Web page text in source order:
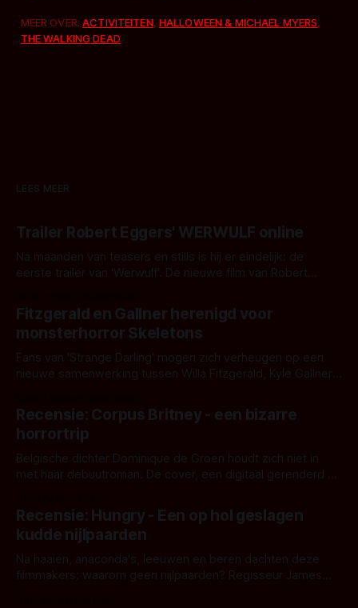
MEER OVER:ACTIVITEITEN, HALLOWEEN & MICHAEL MYERS,
THE WALKING DEAD
LEES MEER
Trailer Robert Eggers' WERWULF online
Na maanden van teasers en stills is hij er eindelijk: de
eerste trailer van 'Werwulf'. De nieuwe film van Robert
kille stijl vol folklore en mythe. Het topic deze keer is (kon
het het al raden?)... de weerwolf. Kijk je mee?
Fitzgerald en Gallner herenigd voor
monsterhorror Skeletons
Fans van 'Strange Darling' mogen zich verheugen op een
nieuwe samenwerking tussen Willa Fitzgerald, Kyle Gallner
'Skeletons', een nieuwe creature feature waarvoor de
opnames zijn gestart in Australië.
Recensie: Corpus Britney - een bizarre
horrortrip
Belgische dichter Dominique de Groen houdt zich niet in
met haar debuutroman. De cover, een digitaal gerenderd en
achtergrond, belooft iets kleurrijks maar onheilspellends,
iets ongrijpbaars. En dat maakt De Groen met ieder woord
waar.
Recensie: Hungry - Een op hol geslagen
kudde nijlpaarden
Na haaien, anaconda's, leeuwen en beren dachten deze
filmmakers: waarom geen nijlpaarden? Regisseur James